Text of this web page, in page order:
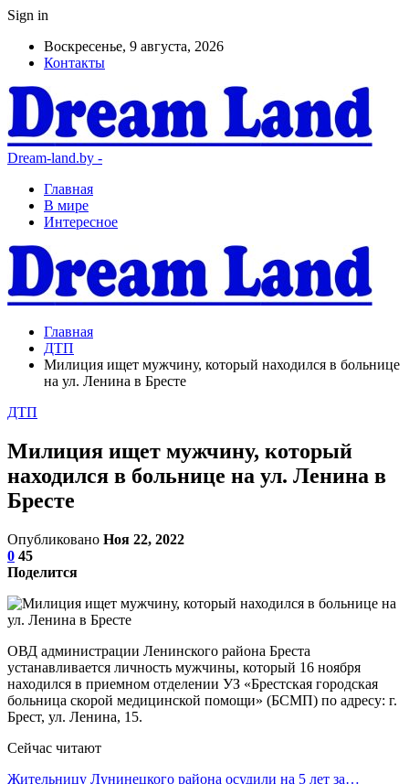
Sign in
Воскресенье, 9 августа, 2026
Контакты
Dream-land.by -
Главная
В мире
Интересное
Главная
ДТП
Милиция ищет мужчину, который находился в больнице
на ул. Ленина в Бресте
ДТП
Милиция ищет мужчину, который
находился в больнице на ул. Ленина в
Бресте
Опубликовано Ноя 22, 2022
0 45
Поделится
ОВД администрации Ленинского района Бреста
устанавливается личность мужчины, который 16 ноября
находился в приемном отделении УЗ «Брестская городская
больница скорой медицинской помощи» (БСМП) по адресу: г.
Брест, ул. Ленина, 15.
Сейчас читают
Жительницу Лунинецкого района осудили на 5 лет за…